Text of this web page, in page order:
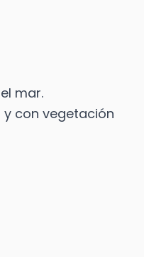
mar.
con vegetación